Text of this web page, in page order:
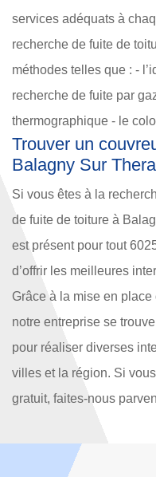
services adéquats à
recherche de fuite de
méthodes telles que : -
recherche de fuite par
thermographique - le
Trouver un
Balagny Sur
Si vous êtes à la
de fuite de toiture à
est présent pour tout
d’offrir les meilleures
Grâce à la mise en place
notre entreprise se
pour réaliser diverses
villes et la région. Si
gratuit, faites-nous